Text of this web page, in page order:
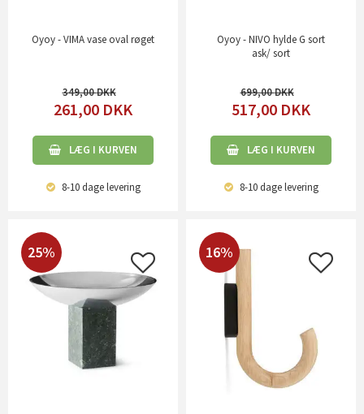
Oyoy - VIMA vase oval røget
349,00
261,00 DKK
LÆG I KURVEN
8-10 dagelevering
Oyoy - NIVO hylde G sort
ask/ sort
699,00
517,00 DKK
LÆG I KURVEN
8-10 dagelevering
25% 16%